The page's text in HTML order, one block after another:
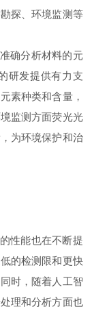
探、环境监测等
确分析材料的元
研发提供有力支
素种类和含量，
监测方面荧光光
为环境保护和治
性能也在不断提
的检测限和更快
时，随着人工智
理和分析方面也